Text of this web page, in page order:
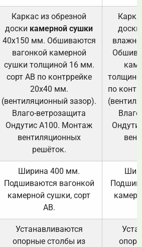
Каркас из обрезной
доски камерной сушки
40х150 мм. Обшиваются
вагонкой камерной
сушки толщиной 16 мм.
сорт АВ по контррейке
20х40 мм.
(вентиляционный зазор).
Влаго-ветрозащита
Ондутис А100. Монтаж
вентиляционных
решёток.
доски
по
Ширина 400 мм.
Подшиваются вагонкой
камерной сушки, сорт
АВ.
Устанавливаются
опорные столбы из